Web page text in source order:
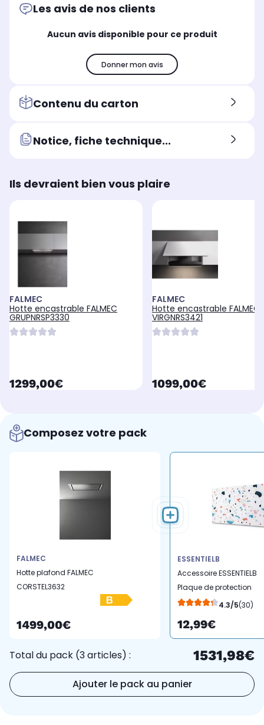
Fabriqué en
Les avis de nos clients
Aucun avis disponible pour ce produit
Donner mon avis
Contenu du carton
Notice, fiche technique...
Ils devraient bien vous plaire
FALMEC
Hotte encastrable FALMEC
GRUPNRSP3330
currentPrice
1299,00€
FALMEC
Hotte encastrable FALMEC
VIRGNRS3421
currentPrice
1099,00€
Composez votre pack
FALMEC
Hotte plafond FALMEC
CORSTEL3632
1499,00€
ESSENTIELB
Accessoire ESSENTIELB
Plaque de protection
Terrazzo
4.3/5(30)
12,99€
Total du pack (3 articles) : 1531,98€
Ajouter le pack au panier